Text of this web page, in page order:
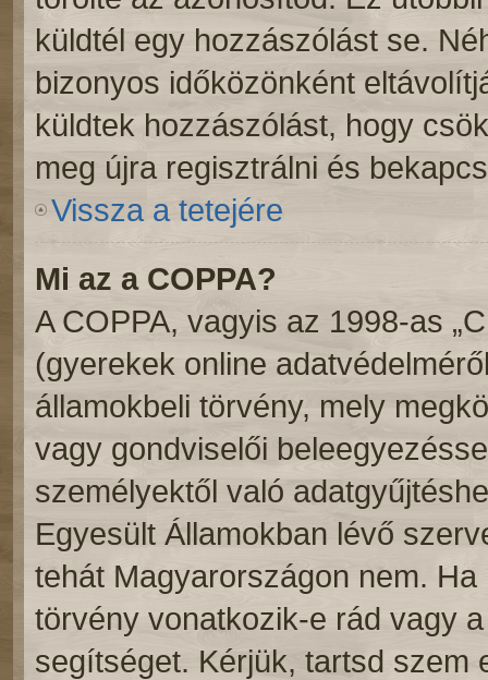
küldtél egy hozzászólást se.
bizonyos időközönként
küldtek hozzászólást, hogy
meg újra regisztrálni és
Vissza a tetejére
Mi az a COPPA?
A COPPA, vagyis az 1998-as
(gyerekek online
államokbeli törvény, mely
vagy gondviselői
személyektől való
Egyesült Államokban lévő
tehát Magyarországon nem.
törvény vonatkozik-e rád vagy
segítséget. Kérjük, tartsd szem